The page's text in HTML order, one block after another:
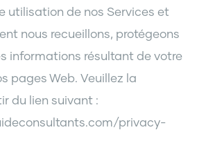
utilisation de nos Services et
nous recueillons, protégeons
informations résultant de votre
pages Web. Veuillez la
du lien suivant :
privacy-